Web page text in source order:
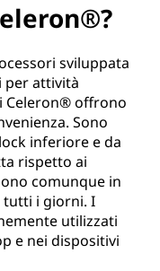
sviluppata
per attività
Celeron® offrono
Sono
inferiore e da
rispetto ai
comunque in
tutti i giorni. I
utilizzati
e nei dispositivi